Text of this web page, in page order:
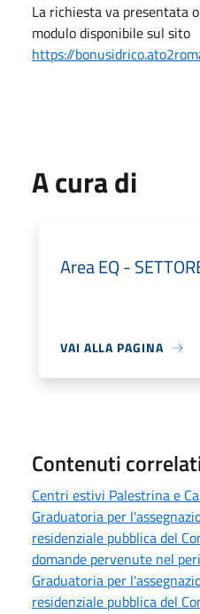
La richiesta va presentata
modulo disponibile sul sito
https://
A cura di
Area EQ -
VAI ALLA PAGINA
Contenuti
Centri estivi Palestrina e
Graduatoria per
residenziale pubblica del
domande pervenute nel
Graduatoria per
residenziale pubblica del